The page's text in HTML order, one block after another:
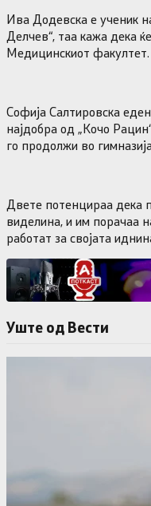
Ива Додевска е ученик
Делчев“, таа кажа дека
Медицинскиот факултет.
Софија Салтировска
најдобра од „Кочо
го продолжи во
Двете потенцираа дека
виделина, и им порачаа
работат за својата
Уште од Вести